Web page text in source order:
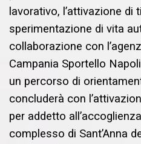
lavorativo, l’attivazione
sperimentazione di vita
collaborazione con
Campania Sportello
un percorso di
concluderà con
per addetto
complesso di Sant’Anna